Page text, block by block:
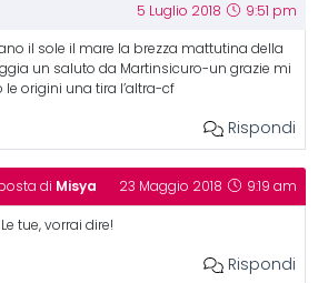
5 Luglio 2018 9:51 pm
il sole il mare la brezza mattutina della
un saluto da Martinsicuro-un grazie mi
le origini una tira l’altra-cf
Rispondi
di Misya 23 Maggio 2018 9:19 am
tue, vorrai dire!
Rispondi